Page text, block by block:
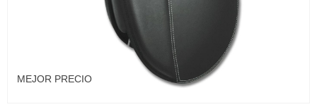
MEJOR PRECIO